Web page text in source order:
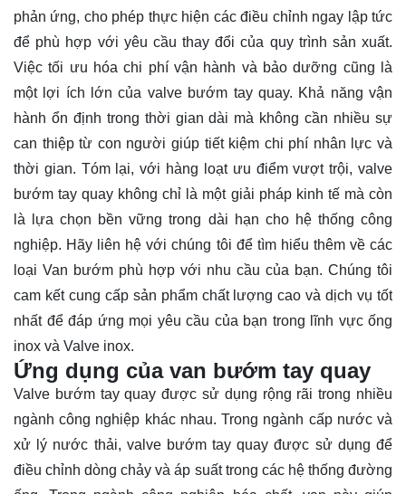
phản ứng, cho phép thực hiện các điều chỉnh ngay lập tức
để phù hợp với yêu cầu thay đổi của quy trình sản xuất.
Việc tối ưu hóa chi phí vận hành và bảo dưỡng cũng là
một lợi ích lớn của valve bướm tay quay. Khả năng vận
hành ổn định trong thời gian dài mà không cần nhiều sự
can thiệp từ con người giúp tiết kiệm chi phí nhân lực và
thời gian. Tóm lại, với hàng loạt ưu điểm vượt trội, valve
bướm tay quay không chỉ là một giải pháp kinh tế mà còn
là lựa chọn bền vững trong dài hạn cho hệ thống công
nghiệp. Hãy liên hệ với chúng tôi để tìm hiểu thêm về các
loại Van bướm phù hợp với nhu cầu của bạn. Chúng tôi
cam kết cung cấp sản phẩm chất lượng cao và dịch vụ tốt
nhất để đáp ứng mọi yêu cầu của bạn trong lĩnh vực ống
inox và Valve inox.
Ứng dụng của van bướm tay quay
Valve bướm tay quay được sử dụng rộng rãi trong nhiều
ngành công nghiệp khác nhau. Trong ngành cấp nước và
xử lý nước thải, valve bướm tay quay được sử dụng để
điều chỉnh dòng chảy và áp suất trong các hệ thống đường